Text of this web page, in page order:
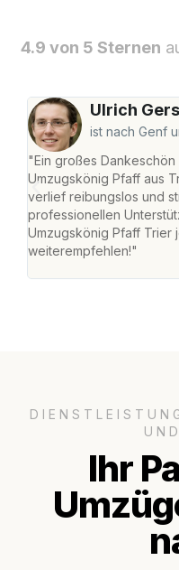
4.9 von 5 Sternen
Ulrich
ist nach Genf
"Ein großes
Umzugskönig Pfaff aus
verlief reibungslos und
professionellen
Umzugskönig Pfaff Trier
weiterempfehlen!"
Ihr